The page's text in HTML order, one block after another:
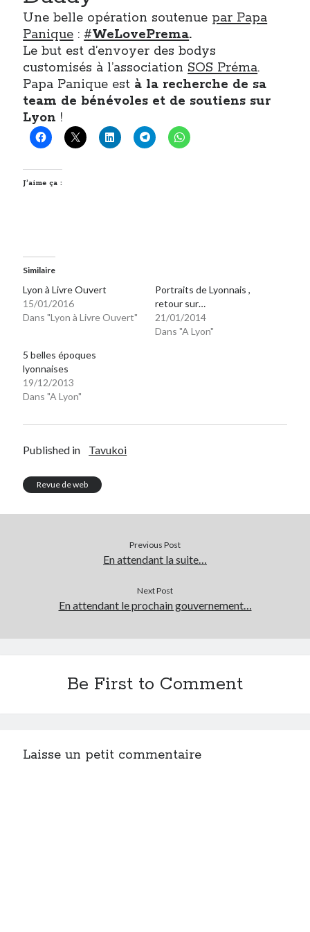
Une belle opération soutenue par Papa
Panique :#WeLovePrema.
Le but est d’envoyer des bodys
customisés à l’association SOS Préma.
Papa Panique est à la recherche de sa
team de bénévoles et de soutiens sur
Lyon !
J’aime ça :
Similaire
Lyon à Livre Ouvert
15/01/2016
Dans "Lyon à Livre Ouvert"
Portraits de Lyonnais ,
retour sur…
21/01/2014
Dans "A Lyon"
5 belles époques
lyonnaises
19/12/2013
Dans "A Lyon"
Published in Tavukoi
Revue de web
Previous Post
En attendant la suite…
Next Post
En attendant le prochain gouvernement…
Be First to Comment
Laisse un petit commentaire